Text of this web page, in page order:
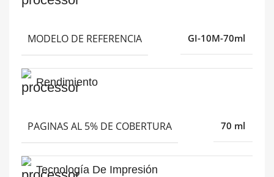
MODELO DE REFERENCIA GI-10M-70ml
Rendimiento
PAGINAS AL 5% DE COBERTURA 70 ml
Tecnología De Impresión